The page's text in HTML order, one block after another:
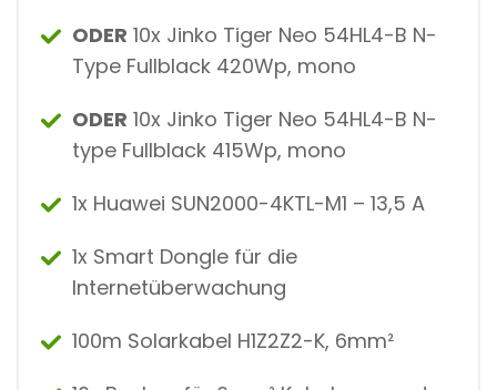
ODER 10x Jinko Tiger Neo 54HL4-B N-
Type Fullblack 420Wp, mono
ODER 10x Jinko Tiger Neo 54HL4-B N-
type Fullblack 415Wp, mono
1x Huawei SUN2000-4KTL-M1 – 13,5 A
1x Smart Dongle für die
Internetüberwachung
100m Solarkabel H1Z2Z2-K, 6mm²